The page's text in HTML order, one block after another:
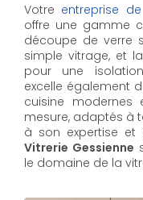
Votre entreprise
offre une gamme
découpe de verre
simple vitrage, et
pour une
excelle également
cuisine
mesure, adaptés à
à son expertise
Vitrerie Gessienne
le domaine de la